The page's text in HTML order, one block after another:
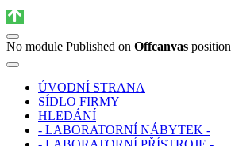
No module Published on Offcanvas position
ÚVODNÍ STRANA
SÍDLO FIRMY
HLEDÁNÍ
- LABORATORNÍ NÁBYTEK -